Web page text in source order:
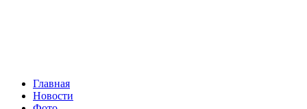
Главная
Новости